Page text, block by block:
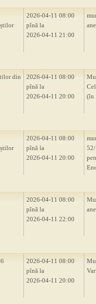
2026-04-11 08:00
pînă la
2026-04-11 21:00
din
2026-04-11 08:00
pînă la
2026-04-11 20:00
(în
2026-04-11 08:00
pînă la
2026-04-11 20:00
2026-04-11 08:00
pînă la
2026-04-11 22:00
2026-04-11 08:00
pînă la
2026-04-11 20:00